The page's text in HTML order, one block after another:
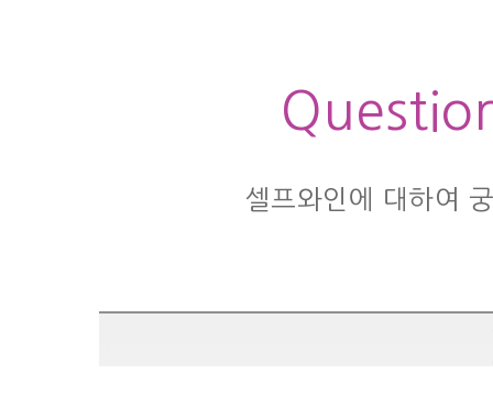
셀프와인에 대하여